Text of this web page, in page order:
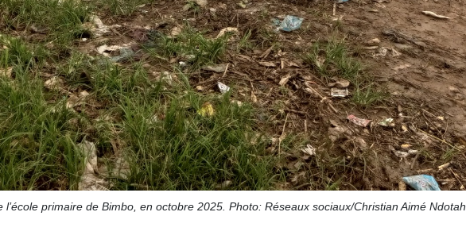
l’école primaire de Bimbo, en octobre 2025. Photo: Réseaux sociaux/Christian Aimé Ndotah.